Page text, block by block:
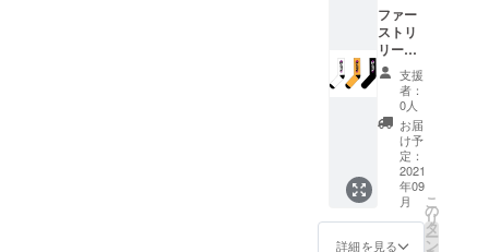
まで、
ブラン
ドが存
続する
限り、
継続し
てご利
用いた
だける
優待
クーポ
ンとな
りま
す。 こ
Fのクー
ポン
コード
を発行
いたし
ます。
この
クーポ
ンコー
ドは、
オンラ
イン
ショッ
プ内の
ファー
ストリ
リース
のソッ
クス。
「Kaza
ri Sox」
「Sen
Sox」
の3カ
ラーを
計6足に
加え
て、ブ
支援
者：
0人
お届
け予
定：
2021
年09
月
詳細を見る
こ
の
リ
タ
ー
ン